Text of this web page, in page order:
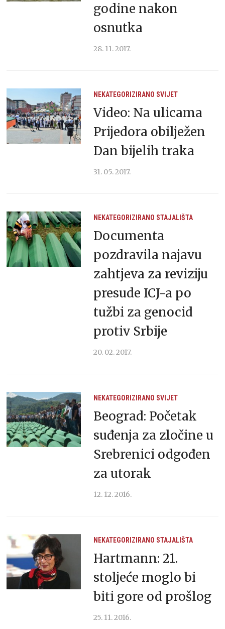
godine nakon
osnutka
28. 11. 2017.
NEKATEGORIZIRANO SVIJET
Video: Na ulicama
Prijedora obilježen
Dan bijelih traka
31. 05. 2017.
NEKATEGORIZIRANO STAJALIŠTA
Documenta
pozdravila najavu
zahtjeva za reviziju
presude ICJ-a po
tužbi za genocid
protiv Srbije
20. 02. 2017.
NEKATEGORIZIRANO SVIJET
Beograd: Početak
suđenja za zločine u
Srebrenici odgođen
za utorak
12. 12. 2016.
NEKATEGORIZIRANO STAJALIŠTA
Hartmann: 21.
stoljeće moglo bi
biti gore od prošlog
25. 11. 2016.